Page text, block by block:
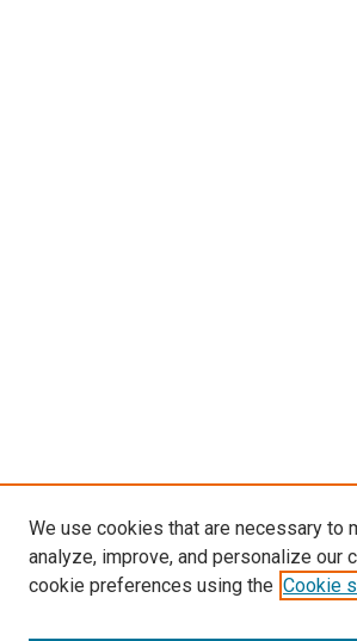
We use cookies that are necessary to
analyze, improve, and personalize our
cookie preferences using the Cookie